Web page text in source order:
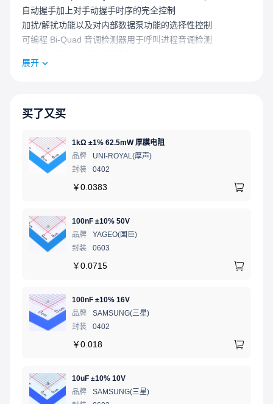
RAM访问能力使主机能够检索诊断数据、调制解调器/线路状
态和控制数据，并设置可编程系数。串行接口用于数据传
输。所有控制和状态信息通过并行接口传输。
Z02201的发送驱动器和接收放大器可以通过变压器直接连接
部滤波组件的需求。
可以使调制解调器进入睡眠模式，将功耗降低至满载功率的
不到1%。
自动握手加上对手动握手时序的完全控制
加扰/解扰功能以及对内部数据泵功能的选择性控制
可编程 Bi-Quad 音调检测器用于呼叫进程音调检测
可编程传输衰减和可选择接收阈值，完全可编程的呼叫进程
同时生成和检测音调
在所有速度下 HDLC 帧
芯片上外设 – 12 位分辨率全双工语音带 AFE – 同步串行接
口端口 – 眼图接口
低功耗：典型 50 mA
单 +5 VDC 电源
0°C 至 +70°C 商业温度范围
展开
买了又买
1kΩ ±1% 62.5mW 厚膜电阻
品牌
UNI-ROYAL(厚声)
封装
0402
￥0.0383
100nF ±10% 50V
品牌
YAGEO(国巨)
封装
0603
￥0.0715
100nF ±10% 16V
品牌
SAMSUNG(三星)
封装
0402
￥0.018
10uF ±10% 10V
品牌
SAMSUNG(三星)